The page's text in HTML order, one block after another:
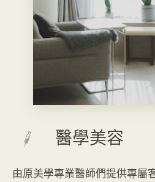
醫學美容
由原美學專業醫師們提供專屬